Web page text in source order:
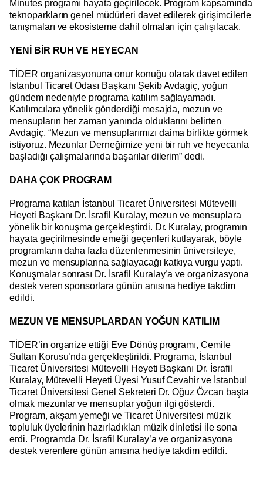
Minutes programı hayata geçirilecek. Program kapsamında
teknoparkların genel müdürleri davet edilerek girişimcilerle
tanışmaları ve ekosisteme dahil olmaları için çalışılacak.
YENİ BİR RUH VE HEYECAN
TİDER organizasyonuna onur konuğu olarak davet edilen
İstanbul Ticaret Odası Başkanı Şekib Avdagiç, yoğun
gündem nedeniyle programa katılım sağlayamadı.
Katılımcılara yönelik gönderdiği mesajda, mezun ve
mensupların her zaman yanında olduklarını belirten
Avdagiç, “Mezun ve mensuplarımızı daima birlikte görmek
istiyoruz. Mezunlar Derneğimize yeni bir ruh ve heyecanla
başladığı çalışmalarında başarılar dilerim” dedi.
DAHA ÇOK PROGRAM
Programa katılan İstanbul Ticaret Üniversitesi Mütevelli
Heyeti Başkanı Dr. İsrafil Kuralay, mezun ve mensuplara
yönelik bir konuşma gerçekleştirdi. Dr. Kuralay, programın
hayata geçirilmesinde emeği geçenleri kutlayarak, böyle
programların daha fazla düzenlenmesinin üniversiteye,
mezun ve mensuplarına sağlayacağı katkıya vurgu yaptı.
Konuşmalar sonrası Dr. İsrafil Kuralay’a ve organizasyona
destek veren sponsorlara günün anısına hediye takdim
edildi.
MEZUN VE MENSUPLARDAN YOĞUN KATILIM
TİDER’in organize ettiği Eve Dönüş programı, Cemile
Sultan Korusu’nda gerçekleştirildi. Programa, İstanbul
Ticaret Üniversitesi Mütevelli Heyeti Başkanı Dr. İsrafil
Kuralay, Mütevelli Heyeti Üyesi Yusuf Cevahir ve İstanbul
Ticaret Üniversitesi Genel Sekreteri Dr. Oğuz Özcan başta
olmak mezunlar ve mensuplar yoğun ilgi gösterdi.
Program, akşam yemeği ve Ticaret Üniversitesi müzik
topluluk üyelerinin hazırladıkları müzik dinletisi ile sona
erdi. Programda Dr. İsrafil Kuralay’a ve organizasyona
destek verenlere günün anısına hediye takdim edildi.